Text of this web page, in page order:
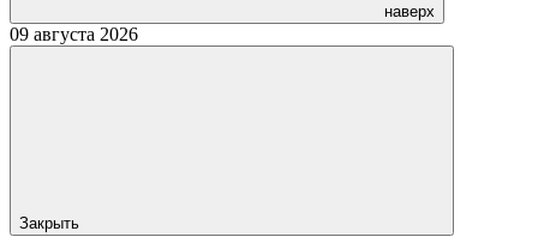
наверх
09 августа 2026
Закрыть